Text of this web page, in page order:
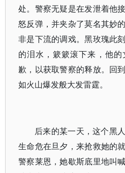
处。警察无疑是在发泄着他
怒反弹，并夹杂了莫名其妙
非是下流的调戏。黑玫瑰此
的泪水，簌簌滚下来，他
歉，以获取警察的释放。回
如火山爆发般大发雷霆。
后来的某一天，这个黑
生命危在旦夕，来抢救她的
警察莱恩，她歇斯底里地叫